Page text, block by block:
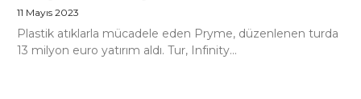
11 Mayıs 2023
Plastik atıklarla mücadele eden Pryme, düzenlenen turda
13 milyon euro yatırım aldı. Tur, Infinity...